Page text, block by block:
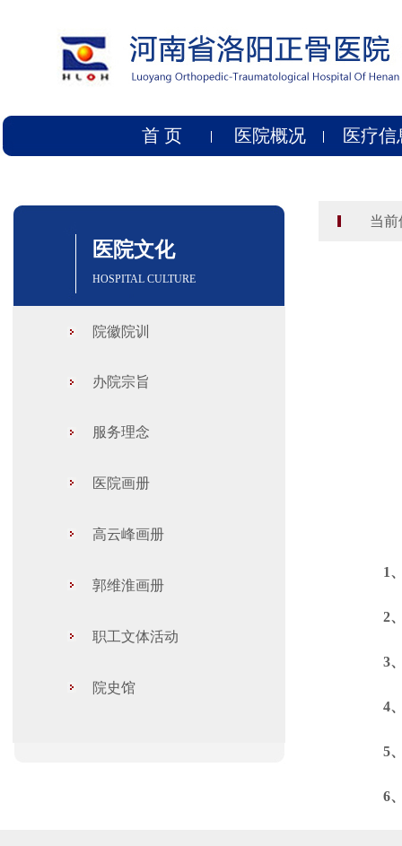
首 页 医院概况 医疗信
医院文化
HOSPITAL CULTURE
院徽院训
办院宗旨
服务理念
医院画册
高云峰画册
郭维淮画册
职工文体活动
院史馆
当前
1
2、我院
3、我院
4、我院
5、我院
6、我院